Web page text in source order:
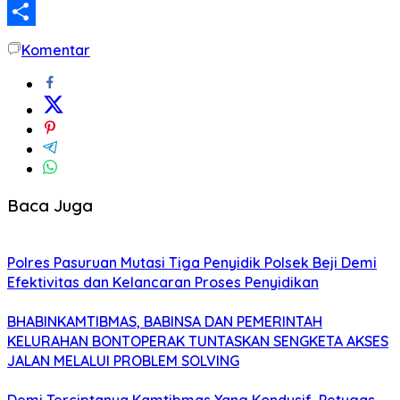
LinkedIn
ShareKomentar
Baca Juga
Polres Pasuruan Mutasi Tiga Penyidik Polsek Beji Demi
Efektivitas dan Kelancaran Proses Penyidikan
BHABINKAMTIBMAS, BABINSA DAN PEMERINTAH
KELURAHAN BONTOPERAK TUNTASKAN SENGKETA AKSES
JALAN MELALUI PROBLEM SOLVING